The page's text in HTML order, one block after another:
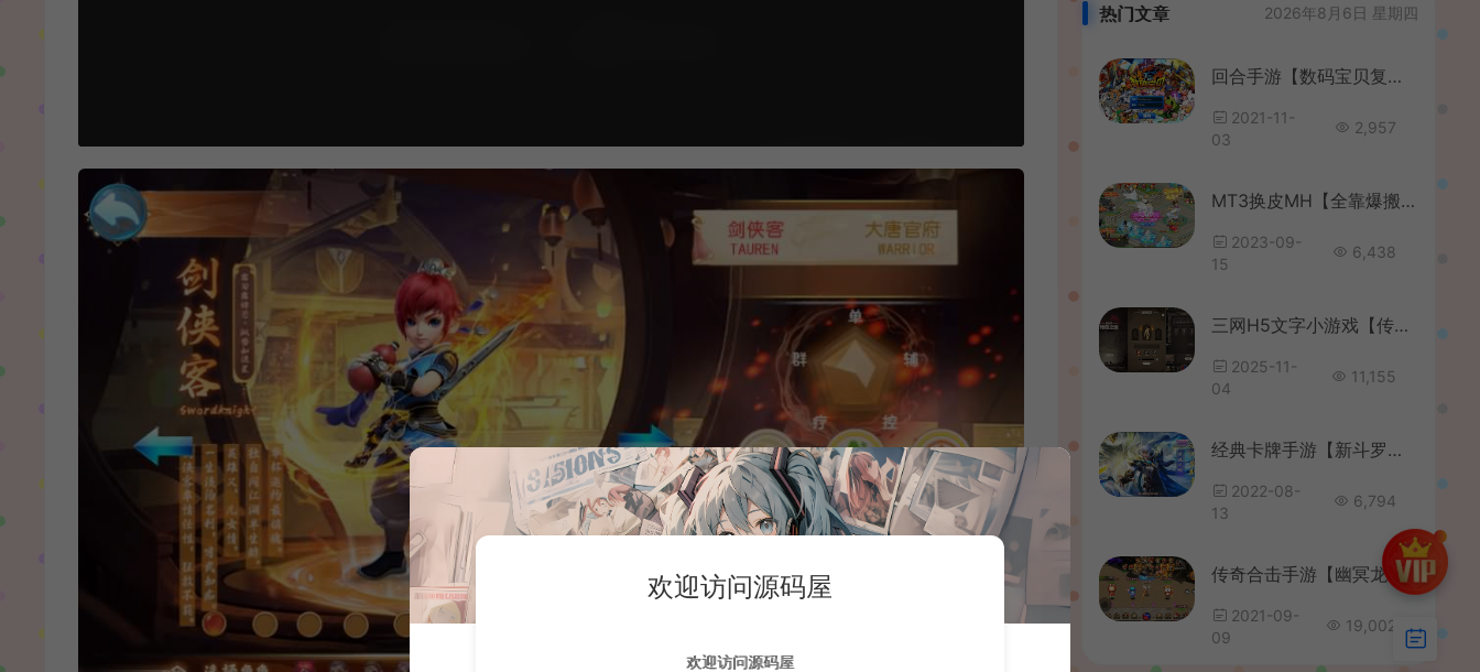
热门文章 2026年8月6日 星期四
回合手游【数码宝贝复刻】最新整理Win一键既玩服务端+GM工具+详细搭建教程
2021-11-
03
2,957
MT3换皮MH【全靠爆搬搬西游手游风】最新整理Linux手工服务端+安卓苹果双端+GM后台+详细搭建教程+全套源码+赞助攻略
2023-09-
15
6,438
三网H5文字小游戏【传奇之旅】最新整理单机一键即玩镜像端+Linux手工服务端+内置GM+详细搭建教程+源码
2025-11-
04
11,155
经典卡牌手游【新斗罗大陆之漫游奥斯卡】最新整理单机一键既玩服务端+Linux手工服务端+安卓苹果双端+运营后台+GM授权后台+详细搭建教程
2022-08-
13
6,794
传奇合击手游【幽冥龙翼传奇】最新整理一键即玩服务端+真彩地图+GM后台
2021-09-
09
19,002
欢迎访问源码屋
欢迎访问源码屋